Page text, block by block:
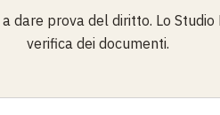
dare prova del diritto. Lo
verifica dei documenti.